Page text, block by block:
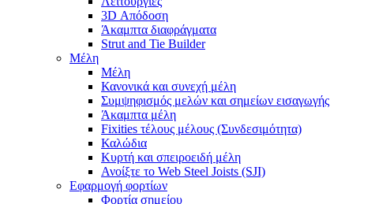
3D Απόδοση
Άκαμπτα διαφράγματα
Strut and Tie Builder
Μέλη
Μέλη
Κανονικά και συνεχή μέλη
Συμψηφισμός μελών και σημείων εισαγωγής
Άκαμπτα μέλη
Fixities τέλους μέλους (Συνδεσιμότητα)
Καλώδια
Κυρτή και σπειροειδή μέλη
Ανοίξτε το Web Steel Joists (SJI)
Εφαρμογή φορτίων
Φορτία σημείου